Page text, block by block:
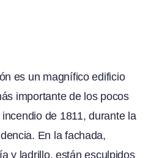
es un magnífico edificio
importante de los pocos
de 1811, durante la
En la fachada,
y ladrillo, están esculpidos